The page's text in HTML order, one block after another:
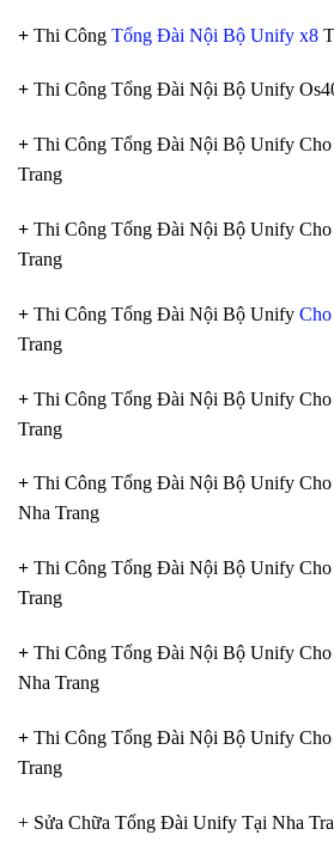
+ Thi Công Tổng Đài Nội Bộ Unify x8
+ Thi Công Tổng Đài Nội Bộ Unify
+ Thi Công Tổng Đài Nội Bộ Unify Cho
Trang
+ Thi Công Tổng Đài Nội Bộ Unify Cho
Trang
+ Thi Công Tổng Đài Nội Bộ Unify
Trang
+ Thi Công Tổng Đài Nội Bộ Unify
Trang
+ Thi Công Tổng Đài Nội Bộ Unify Cho
Nha Trang
+ Thi Công Tổng Đài Nội Bộ Unify Cho
Trang
+ Thi Công Tổng Đài Nội Bộ Unify
Nha Trang
+ Thi Công Tổng Đài Nội Bộ Unify Cho
Trang
+ Sửa Chữa Tổng Đài Unify Tại Nha